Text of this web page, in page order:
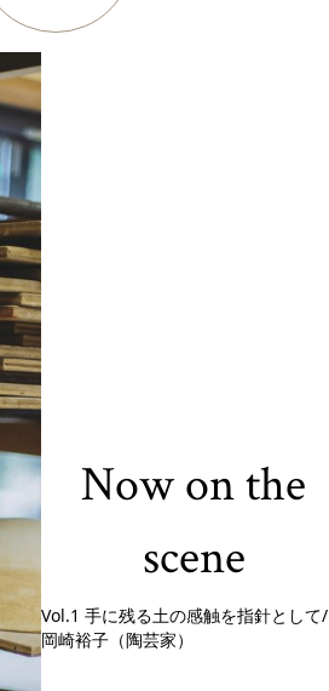
Now on the
scene
Vol.1 手に残る土の感触を指針として/
岡崎裕子（陶芸家）